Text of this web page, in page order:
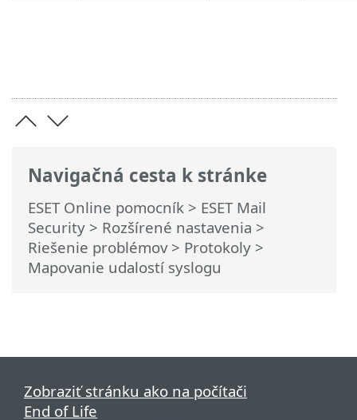
Navigačná cesta k stránke
ESET Online pomocník > ESET Mail
Security > Rozšírené nastavenia >
Riešenie problémov> Protokoly >
Mapovanie udalostí syslogu
Zobraziť stránku ako na počítači
End of Life